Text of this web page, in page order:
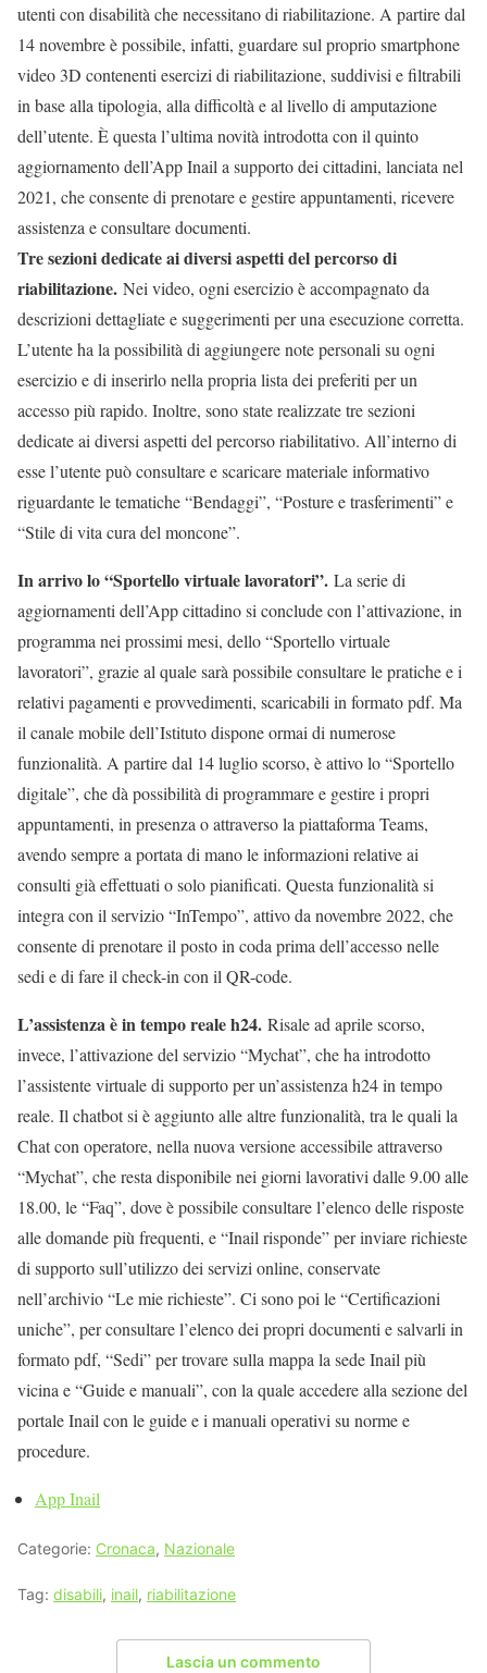
utenti con disabilità che necessitano di riabilitazione. A partire dal
14 novembre è possibile, infatti, guardare sul proprio smartphone
video 3D contenenti esercizi di riabilitazione, suddivisi e filtrabili
in base alla tipologia, alla difficoltà e al livello di amputazione
dell’utente. È questa l’ultima novità introdotta con il quinto
aggiornamento dell’App Inail a supporto dei cittadini, lanciata nel
2021, che consente di prenotare e gestire appuntamenti, ricevere
assistenza e consultare documenti.
Tre sezioni dedicate ai diversi aspetti del percorso di
riabilitazione. Nei video, ogni esercizio è accompagnato da
descrizioni dettagliate e suggerimenti per una esecuzione corretta.
L’utente ha la possibilità di aggiungere note personali su ogni
esercizio e di inserirlo nella propria lista dei preferiti per un
accesso più rapido. Inoltre, sono state realizzate tre sezioni
dedicate ai diversi aspetti del percorso riabilitativo. All’interno di
esse l’utente può consultare e scaricare materiale informativo
riguardante le tematiche “Bendaggi”, “Posture e trasferimenti” e
“Stile di vita cura del moncone”.
In arrivo lo “Sportello virtuale lavoratori”. La serie di
aggiornamenti dell’App cittadino si conclude con l’attivazione, in
programma nei prossimi mesi, dello “Sportello virtuale
lavoratori”, grazie al quale sarà possibile consultare le pratiche e i
relativi pagamenti e provvedimenti, scaricabili in formato pdf. Ma
il canale mobile dell’Istituto dispone ormai di numerose
funzionalità. A partire dal 14 luglio scorso, è attivo lo “Sportello
digitale”, che dà possibilità di programmare e gestire i propri
appuntamenti, in presenza o attraverso la piattaforma Teams,
avendo sempre a portata di mano le informazioni relative ai
consulti già effettuati o solo pianificati. Questa funzionalità si
integra con il servizio “InTempo”, attivo da novembre 2022, che
consente di prenotare il posto in coda prima dell’accesso nelle
sedi e di fare il check-in con il QR-code.
L’assistenza è in tempo reale h24. Risale ad aprile scorso,
invece, l’attivazione del servizio “Mychat”, che ha introdotto
l’assistente virtuale di supporto per un’assistenza h24 in tempo
reale. Il chatbot si è aggiunto alle altre funzionalità, tra le quali la
Chat con operatore, nella nuova versione accessibile attraverso
“Mychat”, che resta disponibile nei giorni lavorativi dalle 9.00 alle
18.00, le “Faq”, dove è possibile consultare l’elenco delle risposte
alle domande più frequenti, e “Inail risponde” per inviare richieste
di supporto sull’utilizzo dei servizi online, conservate
nell’archivio “Le mie richieste”. Ci sono poi le “Certificazioni
uniche”, per consultare l’elenco dei propri documenti e salvarli in
formato pdf, “Sedi” per trovare sulla mappa la sede Inail più
vicina e “Guide e manuali”, con la quale accedere alla sezione del
portale Inail con le guide e i manuali operativi su norme e
procedure.
App Inail
Categorie: Cronaca, Nazionale
Tag: disabili, inail, riabilitazione
Lascia un commento